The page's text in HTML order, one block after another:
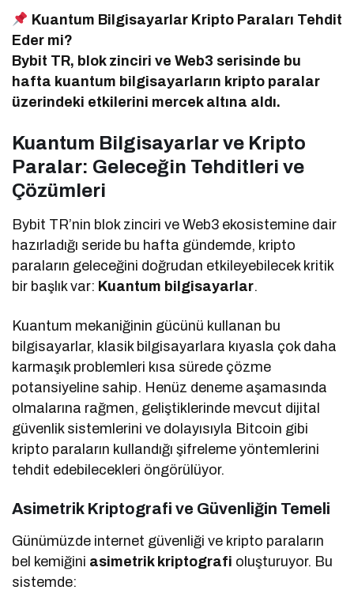
Kuantum Bilgisayarlar Kripto Paraları Tehdit
Eder mi?
Bybit TR, blok zinciri ve Web3 serisinde bu
hafta kuantum bilgisayarların kripto paralar
üzerindeki etkilerini mercek altına aldı.
Kuantum Bilgisayarlar ve Kripto
Paralar: Geleceğin Tehditleri ve
Çözümleri
Bybit TR’nin blok zinciri ve Web3 ekosistemine dair
hazırladığı seride bu hafta gündemde, kripto
paraların geleceğini doğrudan etkileyebilecek kritik
bir başlık var: Kuantum bilgisayarlar.
Kuantum mekaniğinin gücünü kullanan bu
bilgisayarlar, klasik bilgisayarlara kıyasla çok daha
karmaşık problemleri kısa sürede çözme
potansiyeline sahip. Henüz deneme aşamasında
olmalarına rağmen, geliştiklerinde mevcut dijital
güvenlik sistemlerini ve dolayısıyla Bitcoin gibi
kripto paraların kullandığı şifreleme yöntemlerini
tehdit edebilecekleri öngörülüyor.
Asimetrik Kriptografi ve Güvenliğin Temeli
Günümüzde internet güvenliği ve kripto paraların
bel kemiğini asimetrik kriptografi oluşturuyor. Bu
sistemde: